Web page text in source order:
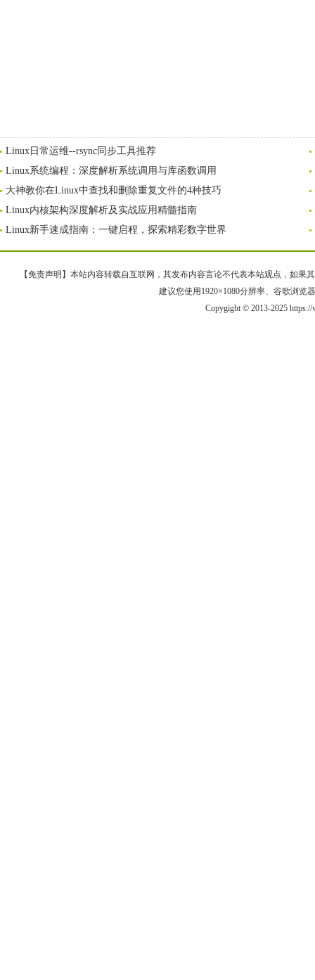
Linux日常运维--rsync同步工具推荐
Linux系统编程：深度解析系统调用与库函数调用
大神教你在Linux中查找和删除重复文件的4种技巧
Linux内核架构深度解析及实战应用精髓指南
Linux新手速成指南：一键启程，探索精彩数字世界
【免责声明】本站内容转载自互联网，其发布内容言论不代表本站观点，如果
建议您使用1920×1080分辨率、谷歌浏览
Copygight © 2013-2025